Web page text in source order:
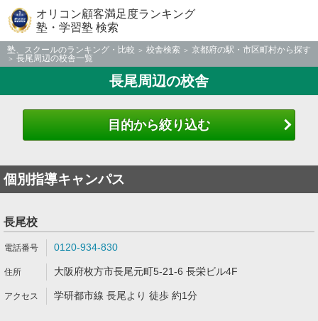
オリコン顧客満足度ランキング
塾・学習塾 検索
塾、スクールのランキング・比較 校舎検索
京都府の駅・市区町村から探す
長尾周辺の校舎一覧
長尾周辺の校舎
目的から絞り込む
個別指導キャンパス
長尾校
0120-934-830
大阪府枚方市長尾元町5-21-6 長栄ビル4F
学研都市線 長尾より 徒歩 約1分